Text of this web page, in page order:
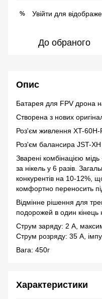
% Увійти для
До обраного
Опис
Батарея для FPV дрона
Створена з нових
Роз'єм живлення XT-60H-
Роз'єм балансира JST-
Зварені комбінацією
за нікель у 6 разів.
конкурентів на 10-12%,
комфортно переносить
Відмінне рішення для
подорожей в один кінець
Струм заряду: 2 А,
Струм розряду: 35 А,
Вага: 450г
Характеристики